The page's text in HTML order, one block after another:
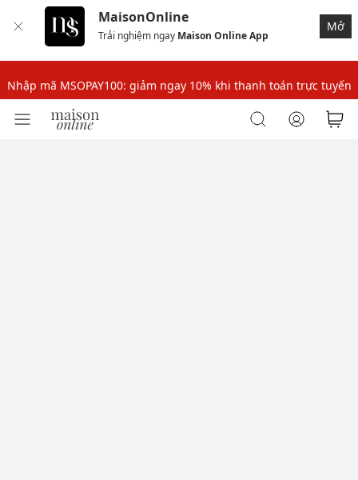
MaisonOnline
Trải nghiệm ngay Maison Online App
Mở
Nhập mã MSOPAY100: giảm ngay 10% khi thanh toán trực tuyến
Nhập mã: MSOXINCHAO - Giảm 10% đơn đầu cho thành viên mới!
Nhập mã MSOPAY100: giảm ngay 10% khi thanh toán trực tuyến
Nhập mã: MSOXINCHAO - Giảm 10% đơn đầu cho thành viên mới!